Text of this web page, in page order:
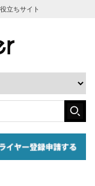
立ちサイト